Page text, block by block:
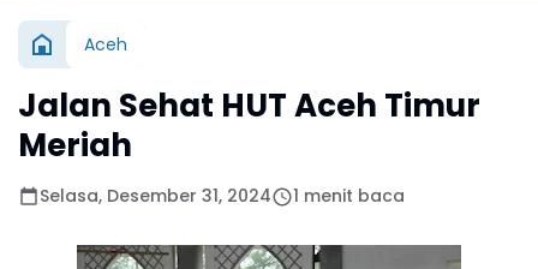
Aceh
Jalan Sehat HUT Aceh Timur
Meriah
Selasa, Desember 31, 2024 1 menit baca